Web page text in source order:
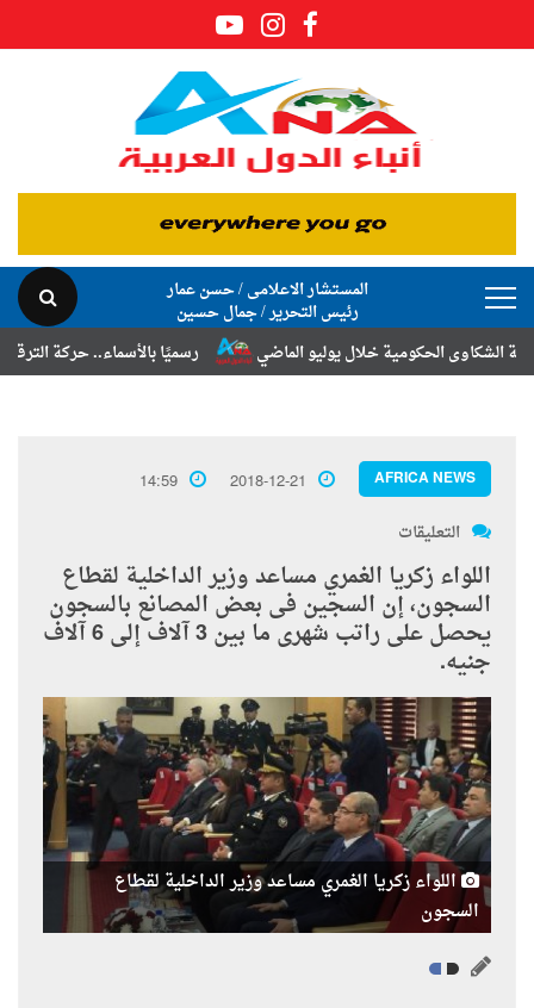
المستشار الاعلامى / حسن عمار
رئيس التحرير / جمال حسين
رسميًا بالأسماء.. حركة الترقيات
الحكومية خلال يوليو الماضي
AFRICA NEWS
2018-12-21
14:59
التعليقات
اللواء زكريا الغمري مساعد وزير الداخلية لقطاع
السجون، إن السجين فى بعض المصانع بالسجون
يحصل على راتب شهرى ما بين 3 آلاف إلى 6 آلاف
جنيه.
اللواء زكريا الغمري مساعد وزير الداخلية لقطاع
السجون